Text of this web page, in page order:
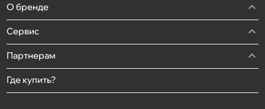
О бренде
Сервис
Партнерам
Где купить?